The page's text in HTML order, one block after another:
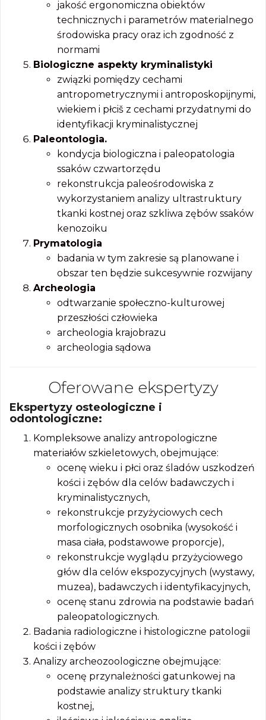
jakość ergonomiczna obiektów
technicznych i parametrów materialnego
środowiska pracy oraz ich zgodność z
normami
Biologiczne aspekty kryminalistyki
związki pomiędzy cechami
antropometrycznymi i antroposkopijnymi,
wiekiem i płciš z cechami przydatnymi do
identyfikacji kryminalistycznej
Paleontologia.
kondycja biologiczna i paleopatologia
ssaków czwartorzędu
rekonstrukcja paleośrodowiska z
wykorzystaniem analizy ultrastruktury
tkanki kostnej oraz szkliwa zębów ssaków
kenozoiku
Prymatologia
badania w tym zakresie są planowane i
obszar ten będzie sukcesywnie rozwijany
Archeologia
odtwarzanie społeczno-kulturowej
przeszłości człowieka
archeologia krajobrazu
archeologia sądowa
Oferowane ekspertyzy
Ekspertyzy osteologiczne i
odontologiczne:
Kompleksowe analizy antropologiczne
materiałów szkieletowych, obejmujące:
ocenę wieku i płci oraz śladów uszkodzeń
kości i zębów dla celów badawczych i
kryminalistycznych,
rekonstrukcje przyżyciowych cech
morfologicznych osobnika (wysokość i
masa ciała, podstawowe proporcje),
rekonstrukcje wyglądu przyżyciowego
głów dla celów ekspozycyjnych (wystawy,
muzea), badawczych i identyfikacyjnych,
ocenę stanu zdrowia na podstawie badań
paleopatologicznych.
Badania radiologiczne i histologiczne patologii
kości i zębów
Analizy archeozoologiczne obejmujące:
ocenę przynależności gatunkowej na
podstawie analizy struktury tkanki
kostnej,